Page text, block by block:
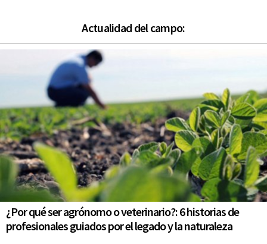
Actualidad del campo:
¿Por qué ser agrónomo o veterinario?: 6 historias de
profesionales guiados por el legado y la naturaleza